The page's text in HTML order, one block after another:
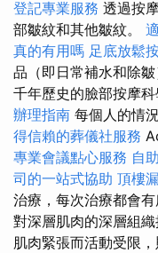
登記專業服務 透過按
部皺紋和其他皺紋。
真的有用嗎 足底放鬆
品（即日常補水和除
千年歷史的臉部按摩科
辦理指南 每個人的情
得信賴的葬儀社服務
專業會議點心服務 自
司的一站式協助 頂樓
治療，每次治療都會
對深層肌肉的深層組織
肌肉緊張而活動受限